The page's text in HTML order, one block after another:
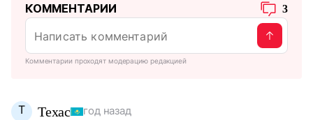
КОММЕНТАРИИ 3
Комментарии проходят модерацию редакцией
Т Техас год назад